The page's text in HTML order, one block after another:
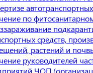
по
средств,
растений и
руководителей
ЧОП